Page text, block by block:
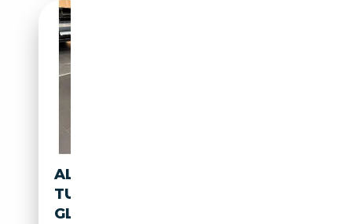
ALFA ROMEO GIULIA 2.0
TURBO 16V AT8-Q4 INTENSA
GLASSCHIEBEDACH